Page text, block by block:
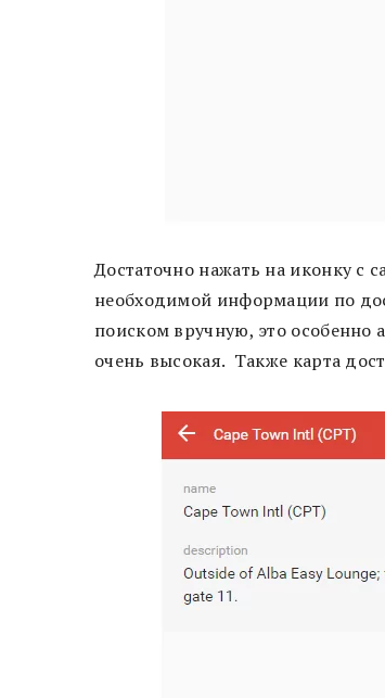
Достаточно нажать на иконку с
необходимой информации по
поиском вручную, это особенно
очень высокая. Также карта